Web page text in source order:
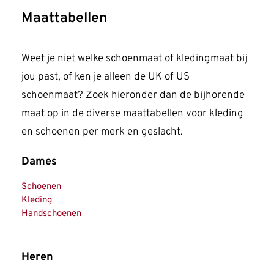
Maattabellen
Weet je niet welke schoenmaat of kledingmaat bij
jou past, of ken je alleen de UK of US
schoenmaat? Zoek hieronder dan de bijhorende
maat op in de diverse maattabellen voor kleding
en schoenen per merk en geslacht.
Dames
Schoenen
Kleding
Handschoenen
Heren